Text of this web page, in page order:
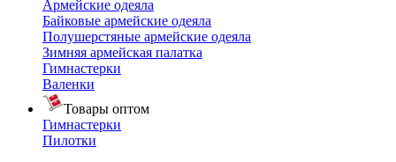
Армейские одеяла
Байковые армейские одеяла
Полушерстяные армейские одеяла
Зимняя армейская палатка
Гимнастерки
Валенки
Товары оптом
Гимнастерки
Пилотки